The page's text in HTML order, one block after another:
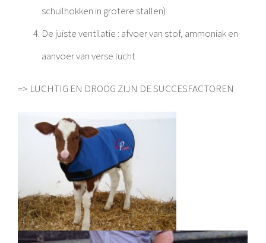
schuilhokken in grotere stallen)
De juiste ventilatie : afvoer van stof, ammoniak en
aanvoer van verse lucht
=> LUCHTIG EN DROOG ZIJN DE SUCCESFACTOREN